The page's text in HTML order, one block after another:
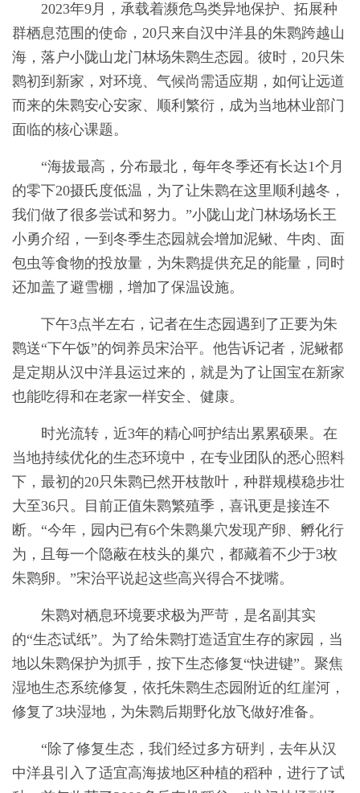
2023年9月，承载着濒危鸟类异地保护、拓展种
群栖息范围的使命，20只来自汉中洋县的朱鹮跨越山
海，落户小陇山龙门林场朱鹮生态园。彼时，20只朱
鹮初到新家，对环境、气候尚需适应期，如何让远道
而来的朱鹮安心安家、顺利繁衍，成为当地林业部门
面临的核心课题。
“海拔最高，分布最北，每年冬季还有长达1个月
的零下20摄氏度低温，为了让朱鹮在这里顺利越冬，
我们做了很多尝试和努力。”小陇山龙门林场场长王
小勇介绍，一到冬季生态园就会增加泥鳅、牛肉、面
包虫等食物的投放量，为朱鹮提供充足的能量，同时
还加盖了避雪棚，增加了保温设施。
下午3点半左右，记者在生态园遇到了正要为朱
鹮送“下午饭”的饲养员宋治平。他告诉记者，泥鳅都
是定期从汉中洋县运过来的，就是为了让国宝在新家
也能吃得和在老家一样安全、健康。
时光流转，近3年的精心呵护结出累累硕果。在
当地持续优化的生态环境中，在专业团队的悉心照料
下，最初的20只朱鹮已然开枝散叶，种群规模稳步壮
大至36只。目前正值朱鹮繁殖季，喜讯更是接连不
断。“今年，园内已有6个朱鹮巢穴发现产卵、孵化行
为，且每一个隐蔽在枝头的巢穴，都藏着不少于3枚
朱鹮卵。”宋治平说起这些高兴得合不拢嘴。
朱鹮对栖息环境要求极为严苛，是名副其实
的“生态试纸”。为了给朱鹮打造适宜生存的家园，当
地以朱鹮保护为抓手，按下生态修复“快进键”。聚焦
湿地生态系统修复，依托朱鹮生态园附近的红崖河，
修复了3块湿地，为朱鹮后期野化放飞做好准备。
“除了修复生态，我们经过多方研判，去年从汉
中洋县引入了适宜高海拔地区种植的稻种，进行了试